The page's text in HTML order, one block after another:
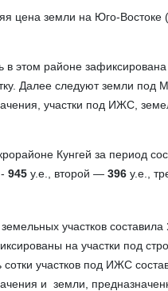
цена земли на Юго-Востоке
в этом районе
Далее следуют земли под
участки под ИЖС,
Кунгей за период
-945 у.е., второй —396 у.е.,
участков составила
на участки под
сотки участков под ИЖС
и земли,